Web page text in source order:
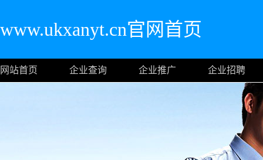
www.ukxanyt.cn官网首页
网站首页 企业查询 企业推广 企业招聘